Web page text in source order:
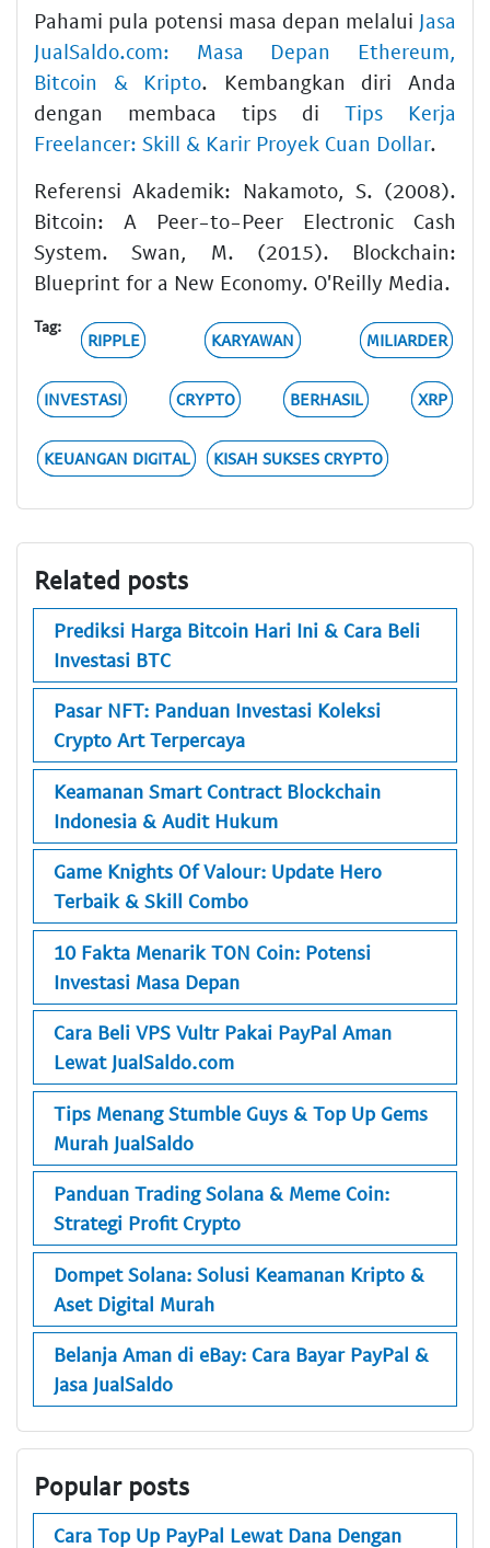
Pahami pula potensi masa depan melalui Jasa
JualSaldo.com: Masa Depan Ethereum,
Bitcoin & Kripto. Kembangkan diri Anda
dengan membaca tips di Tips Kerja
Freelancer: Skill & Karir Proyek Cuan Dollar.
Referensi Akademik: Nakamoto, S. (2008).
Bitcoin: A Peer-to-Peer Electronic Cash
System. Swan, M. (2015). Blockchain:
Blueprint for a New Economy. O'Reilly Media.
Tag:
RIPPLE KARYAWAN MILIARDER
INVESTASI CRYPTO BERHASIL XRP
KEUANGAN DIGITAL KISAH SUKSES CRYPTO
Related posts
Prediksi Harga Bitcoin Hari Ini & Cara Beli
Investasi BTC
Pasar NFT: Panduan Investasi Koleksi
Crypto Art Terpercaya
Keamanan Smart Contract Blockchain
Indonesia & Audit Hukum
Game Knights Of Valour: Update Hero
Terbaik & Skill Combo
10 Fakta Menarik TON Coin: Potensi
Investasi Masa Depan
Cara Beli VPS Vultr Pakai PayPal Aman
Lewat JualSaldo.com
Tips Menang Stumble Guys & Top Up Gems
Murah JualSaldo
Panduan Trading Solana & Meme Coin:
Strategi Profit Crypto
Dompet Solana: Solusi Keamanan Kripto &
Aset Digital Murah
Belanja Aman di eBay: Cara Bayar PayPal &
Jasa JualSaldo
Popular posts
Cara Top Up PayPal Lewat Dana Dengan